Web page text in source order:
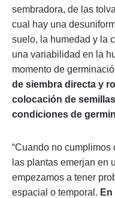
sembradora, de las
cual hay una
suelo, la humedad y la
una variabilidad en la
momento de
de siembra directa y
colocación de
condiciones de
“Cuando no
las plantas emerjan en
empezamos a tener
espacial o temporal.